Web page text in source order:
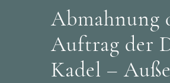
Abmahnung
Auftrag der
Kadel –